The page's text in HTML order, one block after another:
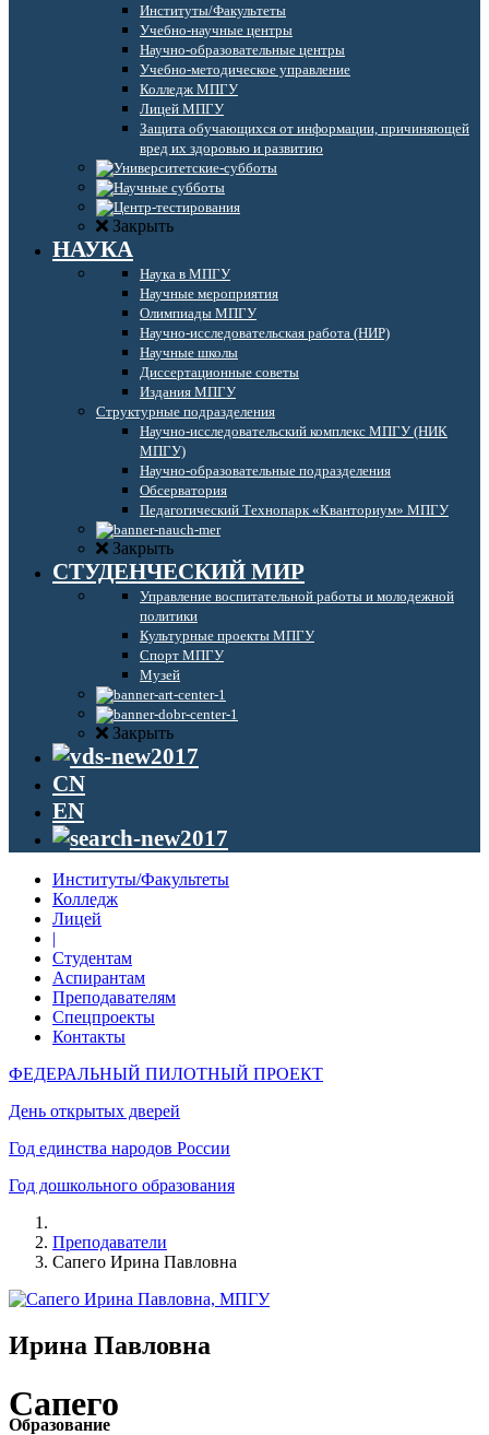
Институты/Факультеты
Учебно-научные центры
Научно-образовательные центры
Учебно-методическое управление
Колледж МПГУ
Лицей МПГУ
Защита обучающихся от информации, причиняющей
вред их здоровью и развитию
Закрыть
НАУКА
Наука в МПГУ
Научные мероприятия
Олимпиады МПГУ
Научно-исследовательская работа (НИР)
Научные школы
Диссертационные советы
Издания МПГУ
Структурные подразделения
Научно-исследовательский комплекс МПГУ (НИК
МПГУ)
Научно-образовательные подразделения
Обсерватория
Педагогический Технопарк «Кванториум» МПГУ
Закрыть
СТУДЕНЧЕСКИЙ МИР
Управление воспитательной работы и молодежной
политики
Культурные проекты МПГУ
Спорт МПГУ
Музей
Закрыть
CN
EN
Институты/Факультеты
Колледж
Лицей
|
Студентам
Аспирантам
Преподавателям
Спецпроекты
Контакты
ФЕДЕРАЛЬНЫЙ ПИЛОТНЫЙ ПРОЕКТ
День открытых дверей
Год единства народов России
Год дошкольного образования
Преподаватели
Сапего Ирина Павловна
Ирина Павловна
Сапего
Образование